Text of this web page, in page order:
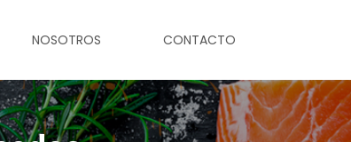
NOSOTROS CONTACTO